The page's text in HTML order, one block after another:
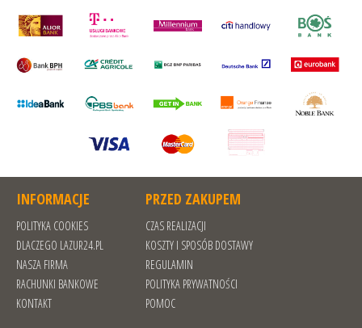
INFORMACJE
POLITYKA COOKIES
DLACZEGO LAZUR24.PL
NASZA FIRMA
RACHUNKI BANKOWE
KONTAKT
PRZED ZAKUPEM
CZAS REALIZACJI
KOSZTY I SPOSÓB DOSTAWY
REGULAMIN
POLITYKA PRYWATNOŚCI
POMOC